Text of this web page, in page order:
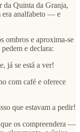
da Quinta da Granja,
era analfabeto — e
ombros e aproxima-se
e declara:
já se está a ver!
com café e oferece
que estavam a pedir!
os compreendera —